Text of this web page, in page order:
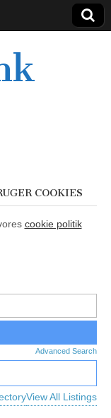
COOKIES
cookie politik
Advanced Search
View All Listings